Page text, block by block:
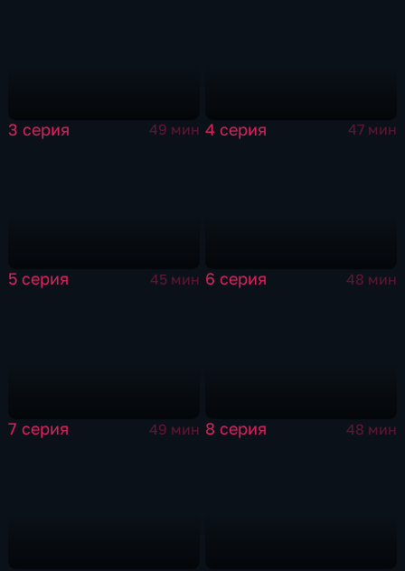
3 серия 49 мин 4 серия 47 мин
5 серия 45 мин 6 серия 48 мин
7 серия 49 мин 8 серия 48 мин